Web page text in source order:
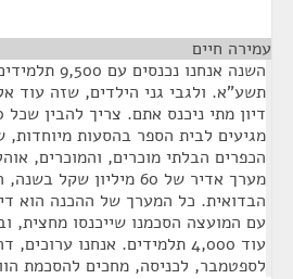
עמירה חיים
תשע"א. ולגבי גני הילדים, שזה עוד
מגיעים לבית הספר בהסעות מיוחדות,
הכפרים הבלתי מוכרים, והמוכרים,
מערך אדיר של 60 מיליון
הבדואית. כל המערך של ההכנה הוא
עם המועצה הסכמנו שייכנסו מחצית,
לספטמבר, לכניסה, מחכים להסכמת